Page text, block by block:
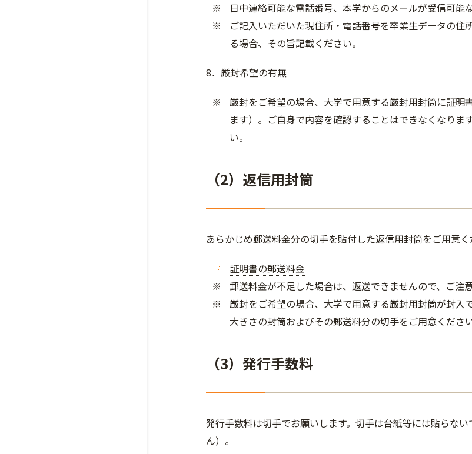
日中連絡可能な電話番号、本学からのメールが受信可能
ご記入いただいた現住所・電話番号を卒業生データの
る場合、その旨記載ください。
8．厳封希望の有無
厳封をご希望の場合、大学で用意する厳封用封筒に証
ます）。ご自身で内容を確認することはできなくなり
い。
（2）返信用封筒
あらかじめ郵送料金分の切手を貼付した返信用封筒をご用意
証明書の郵送料金
郵送料金が不足した場合は、返送できませんので、ご注
厳封をご希望の場合、大学で用意する厳封用封筒が封入
大きさの封筒およびその郵送料分の切手をご用意ください
（3）発行手数料
発行手数料は切手でお願いします。切手は台紙等には貼らな
ん）。